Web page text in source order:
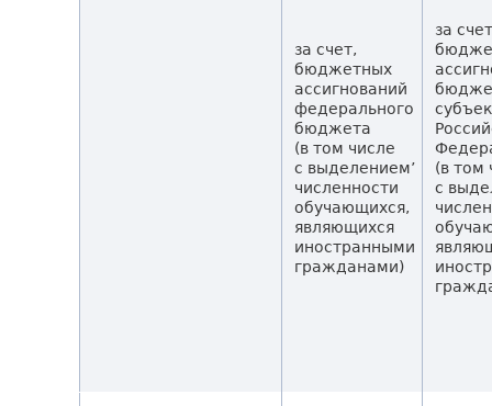
за счет,
бюджетных
ассигнований
федерального
бюджета
(в том числе
с выделением’
численности
обучающихся,
являющихся
иностранными
гражданами)
за
(в том
с